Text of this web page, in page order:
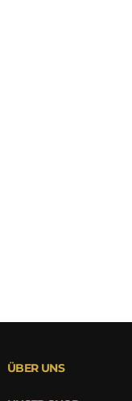
ÜBER UNS